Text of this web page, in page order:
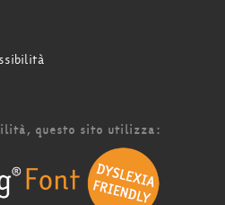
questo sito utilizza: